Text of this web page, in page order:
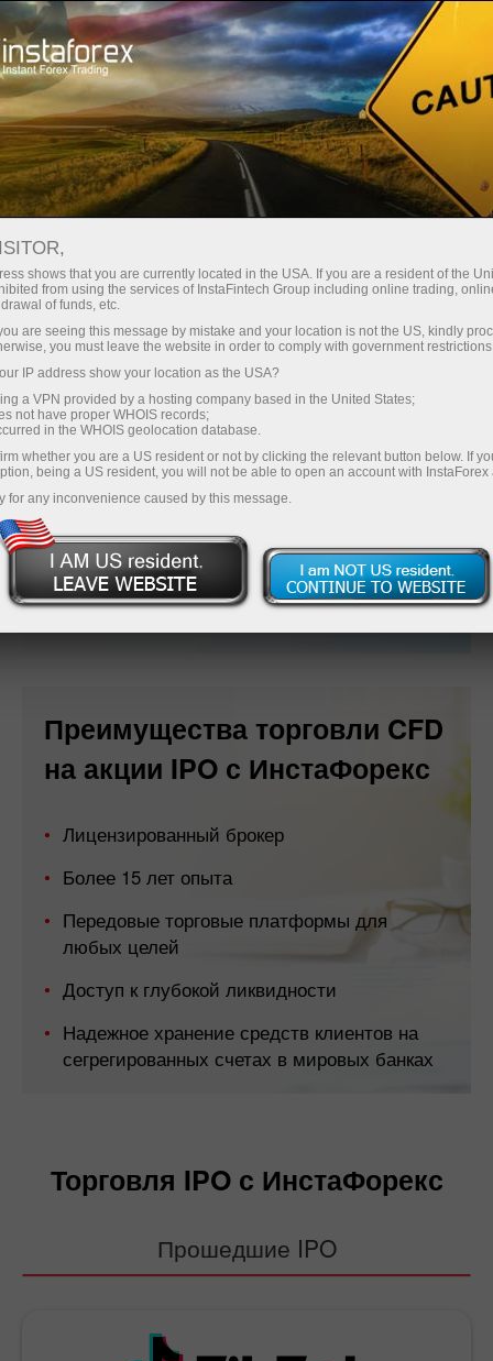
Трейдерам Торговые условия IPO Торговля
Торговля IPO с надежным
мировым брокером
Успейте раскрыть потенциал акций IPO на
выгодных торговых условиях
Открыть счет
Преимущества торговли CFD
на акции IPO с ИнстаФорекс
Лицензированный брокер
Более 15 лет опыта
Передовые торговые платформы для
любых целей
Доступ к глубокой ликвидности
Надежное хранение средств клиентов на
сегрегированных счетах в мировых банках
Торговля IPO с ИнстаФорекс
Прошедшие IPO
shows that you are currently located in the USA. If you are a resident of the
from using the services of InstaFintech Group including online trading,
of funds, etc.
are seeing this message by mistake and your location is not the US, kindly
you must leave the website in order to comply with government
IP address show your location as the USA?
a VPN provided by a hosting company based in the United States;
not have proper WHOIS records;
in the WHOIS geolocation database.
whether you are a US resident or not by clicking the relevant button below. If
being a US resident, you will not be able to open an account with InstaForex
for any inconvenience caused by this message.